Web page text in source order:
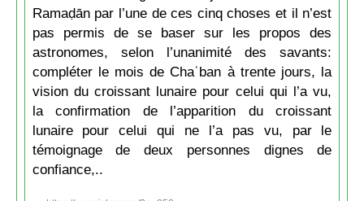
Ramaḍān par l’une de ces cinq choses et il n’est
pas permis de se baser sur les propos des
astronomes, selon l’unanimité des savants:
compléter le mois de Chaʿban à trente jours, la
vision du croissant lunaire pour celui qui l’a vu,
la confirmation de l’apparition du croissant
lunaire pour celui qui ne l’a pas vu, par le
témoignage de deux personnes dignes de
confiance,..